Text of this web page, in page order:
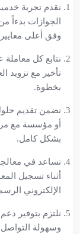
نقدم تجربة
الجوازات بدءاً
وفق أعلى
نتابع كل
تأخير مع تزويد
بخطوة.
نضمن تقديم
أو مؤسسة مع
بشكل كامل.
نساعد في
أثناء تسجيل
الإلكتروني
نلتزم بتوفير
وسهولة